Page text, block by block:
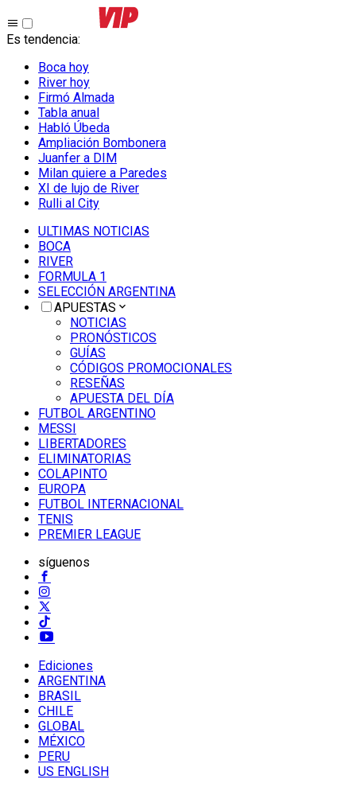
Es tendencia:
Boca hoy
River hoy
Firmó Almada
Tabla anual
Habló Úbeda
Ampliación Bombonera
Juanfer a DIM
Milan quiere a Paredes
XI de lujo de River
Rulli al City
ULTIMAS NOTICIAS
BOCA
RIVER
FORMULA 1
SELECCIÓN ARGENTINA
APUESTAS
NOTICIAS
PRONÓSTICOS
GUÍAS
CÓDIGOS PROMOCIONALES
RESEÑAS
APUESTA DEL DÍA
FUTBOL ARGENTINO
MESSI
LIBERTADORES
ELIMINATORIAS
COLAPINTO
EUROPA
FUTBOL INTERNACIONAL
TENIS
PREMIER LEAGUE
síguenos
Ediciones
ARGENTINA
BRASIL
CHILE
GLOBAL
MÉXICO
PERU
US ENGLISH